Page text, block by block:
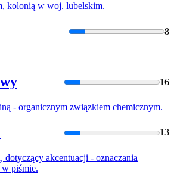
kolonią w woj. lubelskim.
8
16
- organicznym związkiem chemicznym.
13
dotyczący akcentuacji - oznaczania
piśmie.